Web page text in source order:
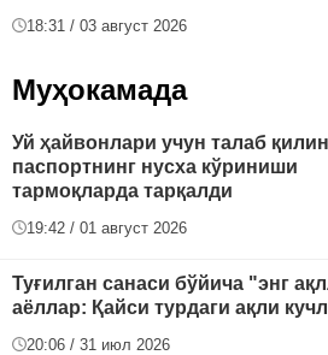
18:31 / 03 август 2026
Муҳокамада
Уй ҳайвонлари учун талаб
паспортнинг нусха кўриниши
тармоқларда тарқалди
19:42 / 01 август 2026
Туғилган санаси бўйича "энг
аёллар: Қайси турдаги ақли
20:06 / 31 июл 2026